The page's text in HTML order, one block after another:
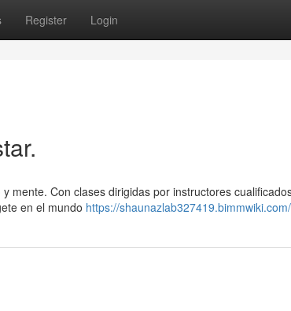
Register Login
mente. Con clases dirigidas por instructores
en el mundo https://